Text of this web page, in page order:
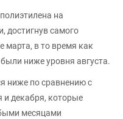
на
достигнув самого
марта, в то время как
ниже уровня августа.
ниже по сравнению с
декабря, которые
месяцами